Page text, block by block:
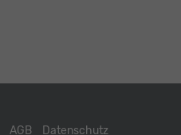
AGB Datenschutz